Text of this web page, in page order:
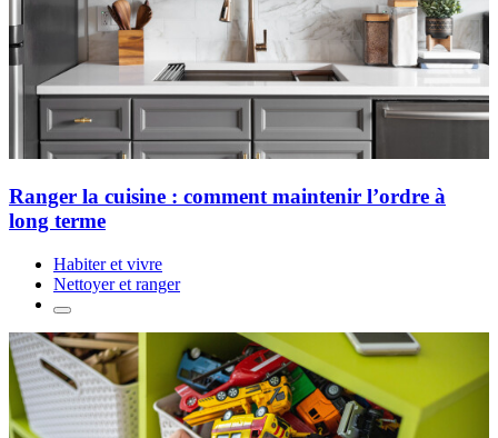
Ranger la cuisine : comment maintenir l’ordre à
long terme
Habiter et vivre
Nettoyer et ranger